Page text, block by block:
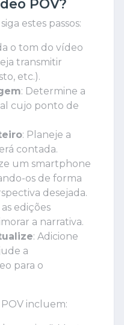
POV?
estes passos:
o tom do vídeo
transmitir
etc.).
: Determine a
cujo ponto de
: Planeje a
contada.
um smartphone
os de forma
desejada.
as edições
a narrativa.
: Adicione
a
para o
incluem: